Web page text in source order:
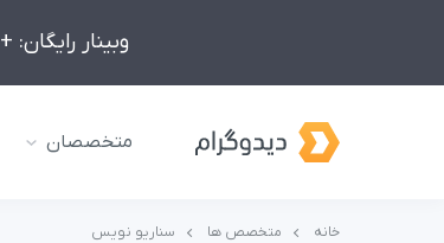
وبینار رایگان: +25 میلیون درآمد در ماه با ادمینیِ شبکه‌های اجتماعی داخلی و خارجی!
متخصصان
خانه متخصص ها سناریو نویس